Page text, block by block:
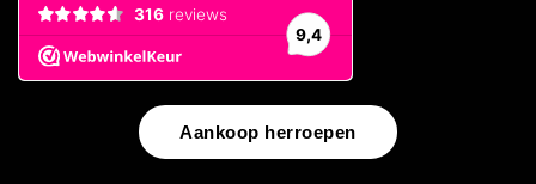
Aankoop herroepen